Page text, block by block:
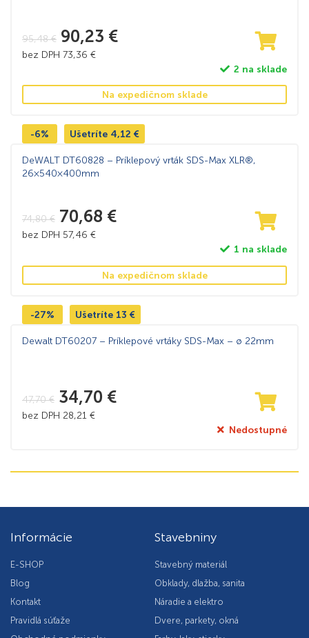
95,48€ 90,23 €
bez DPH 73,36 €
2 na sklade
Na expedičnom sklade
-6% Ušetríte 4,12 €
DeWALT DT60828 – Príklepový vrták SDS-Max XLR®,
26×540×400mm
74,80€ 70,68 €
bez DPH 57,46 €
1 na sklade
Na expedičnom sklade
-27% Ušetríte 13 €
Dewalt DT60207 – Príklepové vrtáky SDS-Max – ø 22mm
47,70€ 34,70 €
bez DPH 28,21 €
Nedostupné
Informácie
E-SHOP
Blog
Kontakt
Pravidlá súťaže
Stavebniny
Stavebný materiál
Obklady, dlažba, sanita
Náradie a elektro
Dvere, parkety, okná